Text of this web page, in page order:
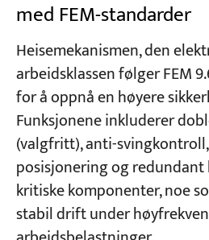
med FEM-standarder
Heisemekanismen, den
arbeidsklassen følger FEM
for å oppnå en høyere
Funksjonene inkluderer
(valgfritt), anti-
posisjonering og
kritiske komponenter, noe
stabil drift under